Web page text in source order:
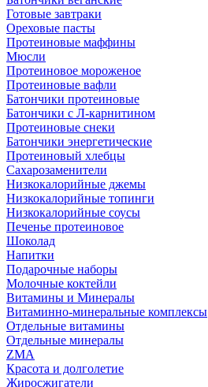
Готовые завтраки
Ореховые пасты
Протеиновые маффины
Мюсли
Протеиновое мороженое
Протеиновые вафли
Батончики протеиновые
Батончики с Л-карнитином
Протеиновые снеки
Батончики энергетические
Протеиновый хлебцы
Сахарозаменители
Низкокалорийные джемы
Низкокалорийные топинги
Низкокалорийные соусы
Печенье протеиновое
Шоколад
Напитки
Подарочные наборы
Молочные коктейли
Витамины и Минералы
Витаминно-минеральные комплексы
Отдельные витамины
Отдельные минералы
ZMA
Красота и долголетие
Жиросжигатели